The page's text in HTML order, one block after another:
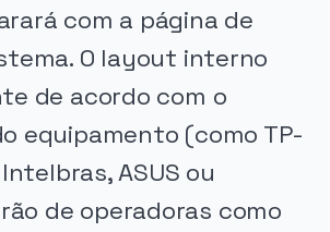
com a página de
O layout interno
de acordo com o
equipamento (como TP-
ASUS ou
de operadoras como